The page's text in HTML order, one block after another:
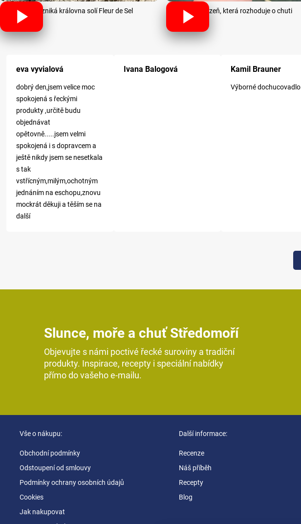
Jak vzniká královna solí Fleur de Sel Sklizeň, která rozhoduje o chuti
eva vyvialová
dobrý den,jsem velice moc
spokojená s řeckými
produkty ,určitě budu
objednávat
opětovně.....jsem velmi
spokojená i s dopravcem a
ještě nikdy jsem se nesetkala
s tak
vstřícným,milým,ochotným
jednáním na eschopu,znovu
mockrát děkuji a těším se na
další
Ivana Balogová Kamil Brauner
Výborné dochucovadlo
Slunce, moře a chuť Středomoří
Objevujte s námi poctivé řecké suroviny a tradiční
produkty. Inspirace, recepty i speciální nabídky
přímo do vašeho e-mailu.
Vše o nákupu:
Obchodní podmínky
Odstoupení od smlouvy
Podmínky ochrany osobních údajů
Cookies
Jak nakupovat
Další informace:
Recenze
Náš příběh
Recepty
Blog